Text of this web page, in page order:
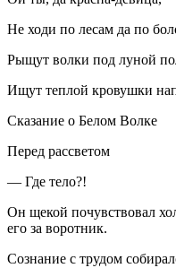
Не ходи по лесам да по
Рыщут волки под луной
Ищут теплой кровушки
Сказание о Белом Волке
Перед рассветом
— Где тело?!
Он щекой почувствовал
его за воротник.
Сознание с трудом